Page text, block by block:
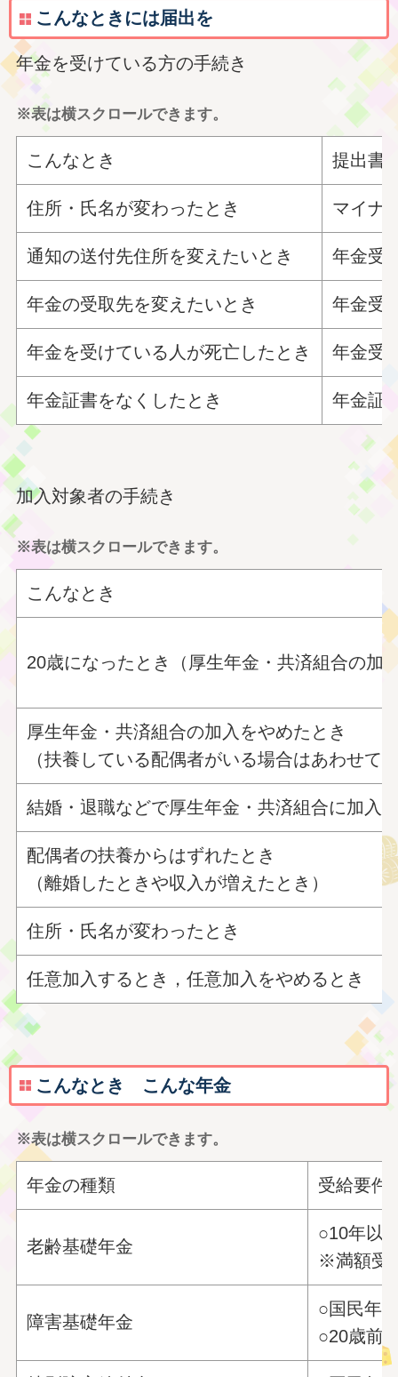
こんなときには届出を
年金を受けている方の手続き
※表は横スクロールできます。
こんなとき 提出書
住所・氏名が変わったとき マイナ
通知の送付先住所を変えたいとき 年金受
年金の受取先を変えたいとき 年金受
年金を受けている人が死亡したとき 年金受
年金証書をなくしたとき 年金証
加入対象者の手続き
※表は横スクロールできます。
こんなとき
20歳になったとき（厚生年金・共済組合の加
厚生年金・共済組合の加入をやめたとき
（扶養している配偶者がいる場合はあわせて
結婚・退職などで厚生年金・共済組合に加入
配偶者の扶養からはずれたとき
（離婚したときや収入が増えたとき）
住所・氏名が変わったとき
任意加入するとき，任意加入をやめるとき
こんなとき こんな年金
※表は横スクロールできます。
年金の種類 受給要件
老齢基礎年金
○10年以
※満額受
障害基礎年金
○国民年
○20歳前